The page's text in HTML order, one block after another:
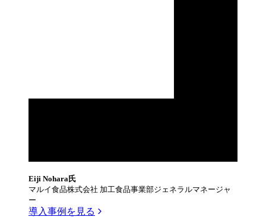
Eiji Nohara氏
マルイ食品株式会社 加工食品事業部ジェネラルマネージャ
ー
導入事例を見る